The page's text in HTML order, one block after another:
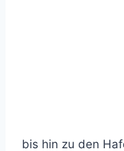
bis hin zu den